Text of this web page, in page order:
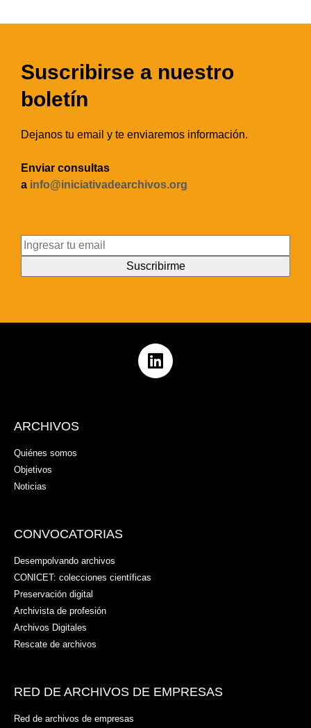
Suscribirse a nuestro
boletín
Dejanos tu email y te enviaremos información.
Enviar consultas
a info@iniciativadearchivos.org
ARCHIVOS
Quiénes somos
Objetivos
Noticias
CONVOCATORIAS
Desempolvando archivos
CONICET: colecciones científicas
Preservación digital
Archivista de profesión
Archivos Digitales
Rescate de archivos
RED DE ARCHIVOS DE EMPRESAS
Red de archivos de empresas